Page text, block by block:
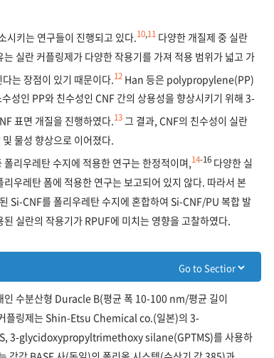
시키는 연구들이 진행되고 있다. 10,11 다양한 개질제 중 실란
실란 커플링제가 다양한 작용기를 가져 적용 범위가 넓고 가
는 장점이 있기 때문이다. 12 Han 등은 polypropylene(PP)
성인 PP와 친수성인 CNF 간의 상용성을 향상시키기 위해 3-
표면 개질을 진행하였다.13그 결과, CNF의 친수성이 실란
물성 향상으로 이어졌다.
리우레탄 수지에 적용한 연구는 한정적이며, 14-16 다양한 실
우레탄 폼에 적용한 연구는 보고되어 있지 않다. 따라서 본
Si-CNF를 폴리우레탄 수지에 혼합하여 Si-CNF/PU 복합 발
실란의 작용기가 RPUF에 미치는 영향을 고찰하였다.
인 수분산형 Duracle B(평균 폭 10-100 nm/평균 길이
플링제는 Shin-Etsu Chemical co.(일본)의 3-
3-glycidoxypropyltrimethoxy silane(GPTMS)를 사용하